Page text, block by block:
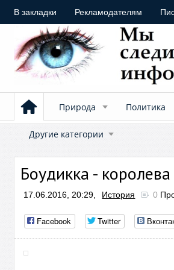
В закладки Рекламодателям
Природа Политика
Другие категории
Боудикка - королева
17.06.2016, 20:29, История 0
Facebook Twitter